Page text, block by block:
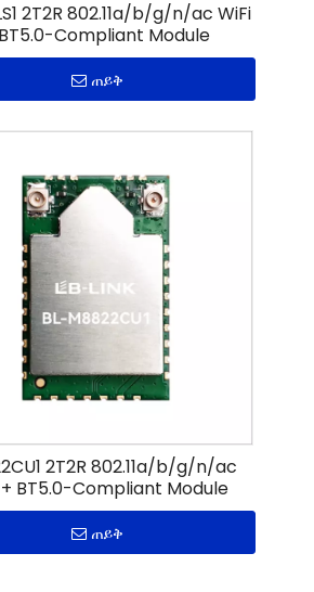
2T2R 802.11a/b/g/n/ac WiFi
Compliant Module
ጠይቅ
2T2R 802.11a/b/g/n/ac
+ BT5.0-Compliant Module
ጠይቅ